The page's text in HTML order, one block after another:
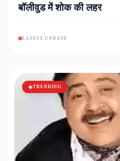
बॉलीवुड में शोक की लहर
LATEST UPDATE
TRENDING